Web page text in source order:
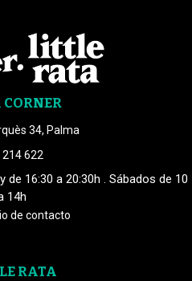
34, Palma
214 622
de 16:30 a 20:30h . Sábados de 10
14h
de contacto
RATA